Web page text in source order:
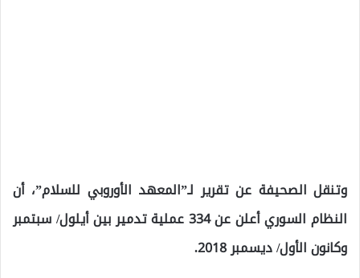
وتنقل الصحيفة عن تقرير لـ”المعهد الأوروبي للسلام”، أن
النظام السوري أعلن عن 334 عملية تدمير بين أيلول/ سبتمبر
وكانون الأول/ ديسمبر 2018.